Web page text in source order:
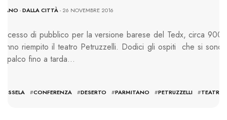
-DALLA CITTÀ- 26 NOVEMBRE 2016
di pubblico per la versione barese del Tedx, circa 900
riempito il teatro Petruzzelli. Dodici gli ospiti che si sono
palco fino a tarda…
#CONFERENZA #DESERTO #PARMITANO #PETRUZZELLI #TEATRO